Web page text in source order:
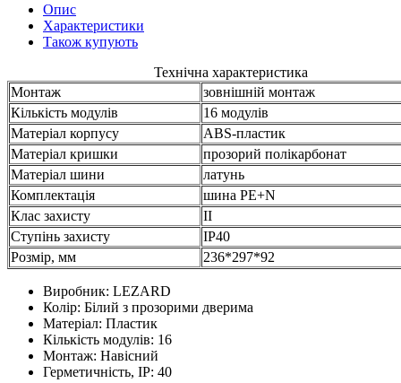
Опис
Характеристики
Також купують
Технічна характеристика
Монтаж
зовнішній монтаж
Кількість модулів
16 модулів
Матеріал корпусу
ABS-пластик
Матеріал кришки
прозорий полікарбонат
Матеріал шини
латунь
Комплектація
шина PE+N
Клас захисту
II
Ступінь захисту
IP40
Розмір, мм
236*297*92
Виробник: LEZARD
Колір: Білий з прозорими дверима
Матеріал: Пластик
Кількість модулів: 16
Монтаж: Навісний
Герметичність, IP: 40